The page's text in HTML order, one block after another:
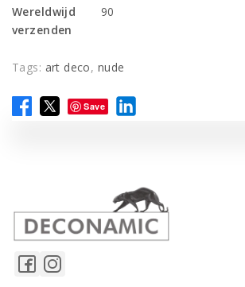
Wereldwijd
verzenden
90
Tags: art deco, nude
Save